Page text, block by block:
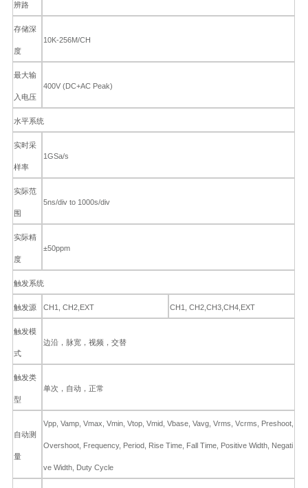
辨路
存储深
度
10K-256M/CH
最大输
入电压
400V (DC+AC Peak)
水平系统
实时采
样率
1GSa/s
实际范
围
5ns/div to 1000s/div
实际精
度
±50ppm
触发系统
触发源 CH1, CH2,EXT CH1, CH2,CH3,CH4,EXT
触发模
式
边沿，脉宽，视频，交替
触发类
型
单次，自动，正常
自动测
量
Vpp, Vamp, Vmax, Vmin, Vtop, Vmid, Vbase, Vavg, Vrms, Vcrms, Preshoot,
Overshoot, Frequency, Period, Rise Time, Fall Time, Positive Width, Negati
ve Width, Duty Cycle